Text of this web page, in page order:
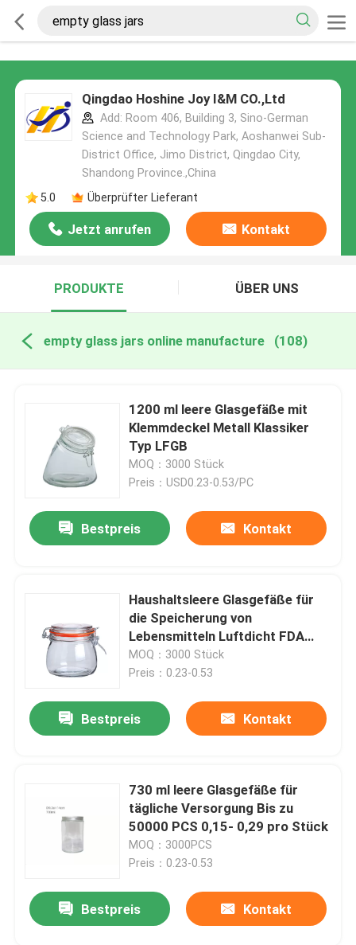
Qingdao Hoshine Joy I&M CO.,Ltd
Add: Room 406, Building 3, Sino-German
Science and Technology Park, Aoshanwei Sub-
District Office, Jimo District, Qingdao City,
Shandong Province.,China
5.0
Überprüfter Lieferant
Jetzt anrufen Kontakt
PRODUKTE ÜBER UNS
empty glass jars online manufacture (108)
1200 ml leere Glasgefäße mit
Klemmdeckel Metall Klassiker
Typ LFGB
MOQ：3000 Stück
Preis：USD0.23-0.53/PC
Bestpreis Kontakt
Haushaltsleere Glasgefäße für
die Speicherung von
Lebensmitteln Luftdicht FDA
zertifiziert
MOQ：3000 Stück
Preis：0.23-0.53
Bestpreis Kontakt
730 ml leere Glasgefäße für
tägliche Versorgung Bis zu
50000 PCS 0,15- 0,29 pro Stück
MOQ：3000PCS
Preis：0.23-0.53
Bestpreis Kontakt